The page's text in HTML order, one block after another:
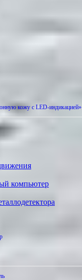
кожу с LED-индикацией»
компьютер